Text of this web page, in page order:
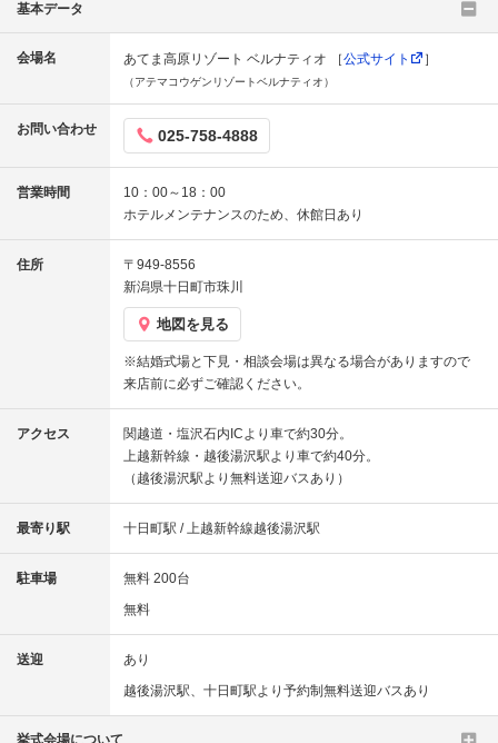
基本データ
会場名 あてま高原リゾート ベルナティオ ［公式サイト ］
（アテマコウゲンリゾートベルナティオ）
お問い合わせ 025-758-4888
営業時間
10：00～18：00
ホテルメンテナンスのため、休館日あり
住所
〒949-8556
新潟県十日町市珠川
地図を見る
※結婚式場と下見・相談会場は異なる場合がありますので
来店前に必ずご確認ください。
アクセス
関越道・塩沢石内ICより車で約30分。
上越新幹線・越後湯沢駅より車で約40分。
（越後湯沢駅より無料送迎バスあり）
最寄り駅 十日町駅 / 上越新幹線越後湯沢駅
駐車場
無料 200台
無料
送迎
あり
越後湯沢駅、十日町駅より予約制無料送迎バスあり